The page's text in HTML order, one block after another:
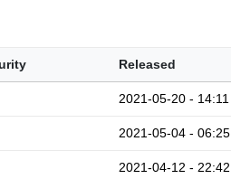
Released
2021-05-20 - 14:11
2021-05-04 - 06:25
2021-04-12 - 22:42